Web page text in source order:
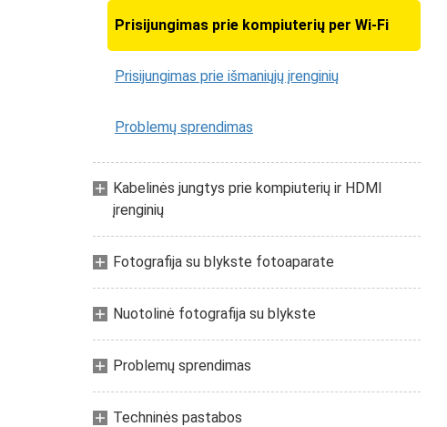
Prisijungimas prie kompiuterių per Wi-Fi
Prisijungimas prie išmaniųjų įrenginių
Problemų sprendimas
Kabelinės jungtys prie kompiuterių ir HDMI
įrenginių
Fotografija su blykste fotoaparate
Nuotolinė fotografija su blykste
Problemų sprendimas
Techninės pastabos